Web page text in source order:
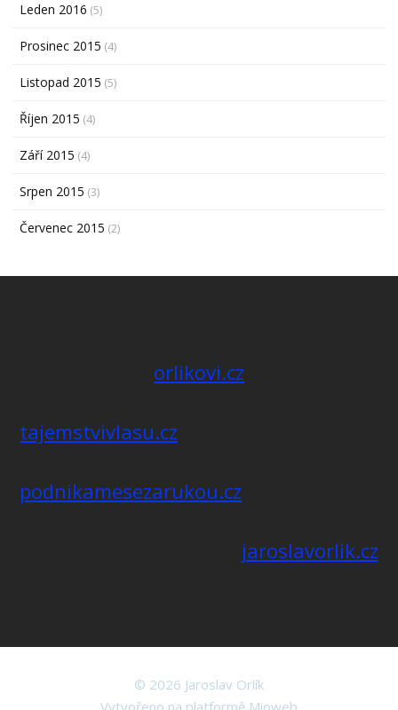
Leden 2016 (5)
Prosinec 2015 (4)
Listopad 2015 (5)
Říjen 2015 (4)
Září 2015 (4)
Srpen 2015 (3)
Červenec 2015 (2)
orlikovi.cz
tajemstvivlasu.cz
podnikamesezarukou.cz
jaroslavorlik.cz
© 2026 Jaroslav Orlík